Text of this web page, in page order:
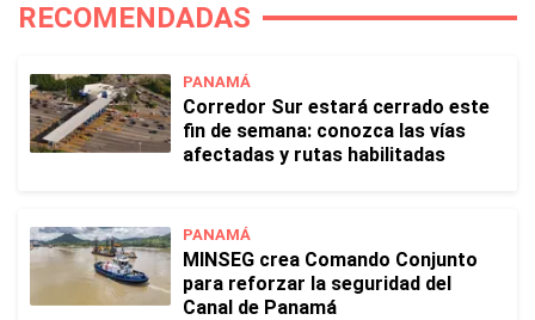
RECOMENDADAS
PANAMÁ
Corredor Sur estará cerrado este
fin de semana: conozca las vías
afectadas y rutas habilitadas
PANAMÁ
MINSEG crea Comando Conjunto
para reforzar la seguridad del
Canal de Panamá